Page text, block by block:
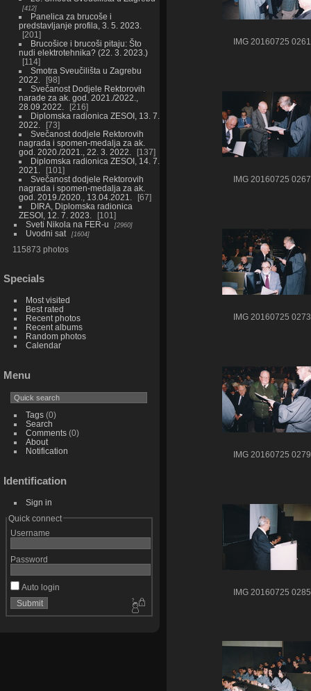
412
Panelica za brucoše i
predstavljanje profila, 3. 5. 2023.
201
Brucošice i brucoši pitaju: Što
nudi elektrotehnika? (22. 3. 2023.)
114
Smotra Sveučilišta u Zagrebu
2022.
98
Svečanost Dodjele Rektorovih
narade za ak. god. 2021./2022.,
28.09.2022.
216
Diplomska radionica ZESOI, 13. 7.
2022.
73
Svečanost dodjele Rektorovih
nagrada i spomen-medalja za ak.
god. 2020./2021., 22. 3. 2022.
137
Diplomska radionica ZESOI, 14. 7.
2021.
101
Svečanost dodjele Rektorovih
nagrada i spomen-medalja za ak.
god. 2019./2020., 13.04.2021.
67
DIRA, Diplomska radionica
ZESOI, 12. 7. 2023.
101
Sveti Nikola na FER-u
2960
Uvodni sat 1604
115873 photos
Specials
Most visited
Best rated
Recent photos
Recent albums
Random photos
Calendar
Menu
Tags(0)
Search
Comments(0)
About
Notification
Identification
Sign in
Quick connect
Username
Password
Auto login
IMG 20160725 0261
IMG 20160725 0267
IMG 20160725 0273
IMG 20160725 0279
IMG 20160725 0285